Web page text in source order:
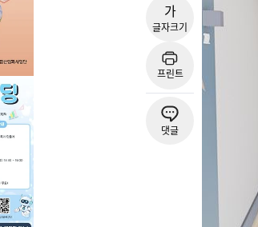
가
글자크기
프린트
댓글